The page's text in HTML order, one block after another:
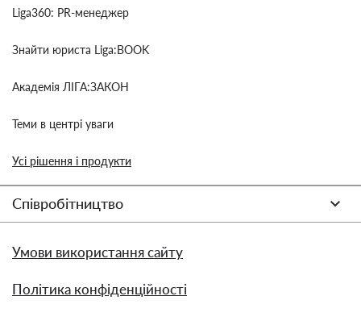
Liga360: PR-менеджер
Знайти юриста Liga:BOOK
Академія ЛІГА:ЗАКОН
Теми в центрі уваги
Усі рішення і продукти
Співробітництво
Умови використання сайту
Політика конфіденційності